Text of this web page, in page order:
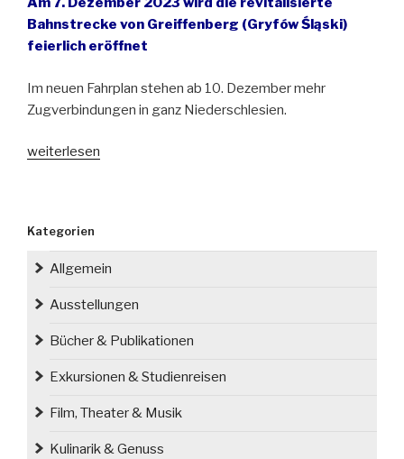
Bahnstrecke von Greiffenberg (Gryfów Śląski)
feierlich eröffnet
Im neuen Fahrplan stehen ab 10. Dezember mehr
Zugverbindungen in ganz Niederschlesien.
„Bad
ist
wieder
Zug
weiterlesen
Kategorien
Allgemein
Ausstellungen
Bücher & Publikationen
Exkursionen & Studienreisen
Film, Theater & Musik
Kulinarik & Genuss